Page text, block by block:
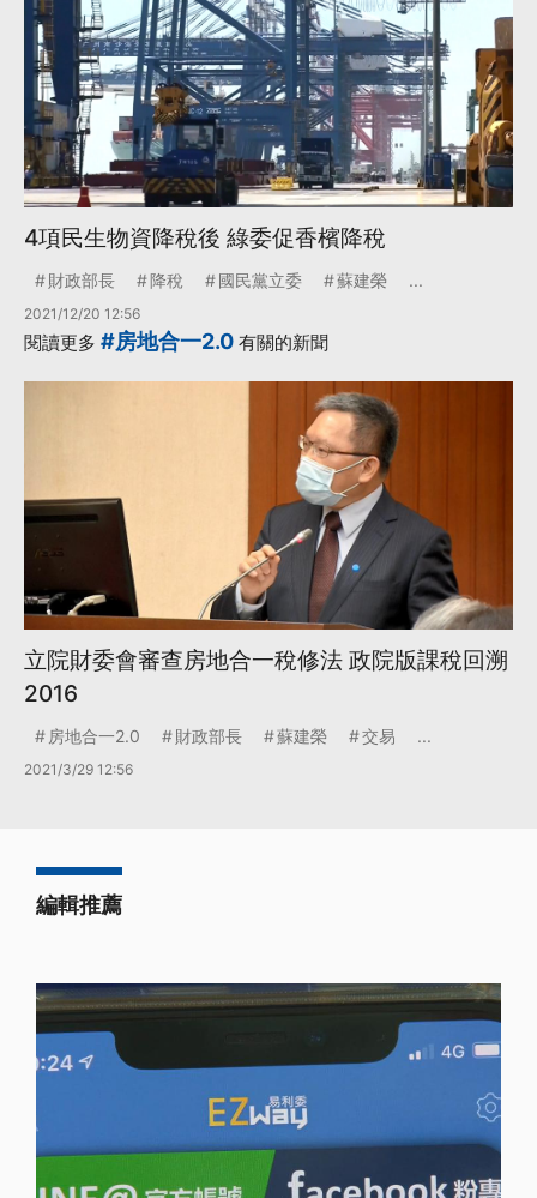
4項民生物資降稅後 綠委促香檳降稅
財政部長 降稅 國民黨立委 蘇建榮 ...
2021/12/20 12:56
閱讀更多 #房地合一2.0 有關的新聞
立院財委會審查房地合一稅修法 政院版課稅回溯
2016
房地合一2.0 財政部長 蘇建榮 交易 ...
2021/3/29 12:56
編輯推薦